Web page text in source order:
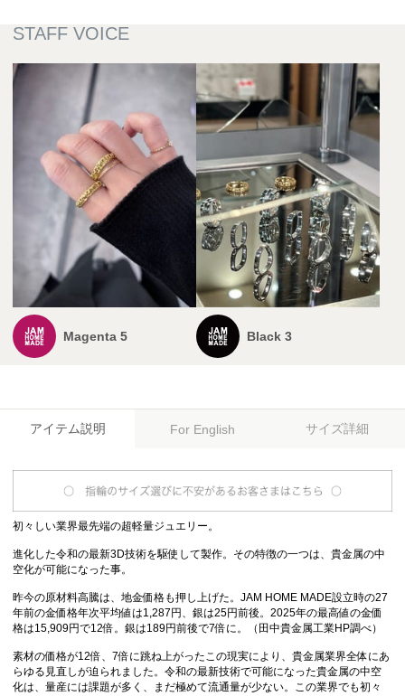
Magenta 5 Black 3
アイテム説明 For English サイズ詳細
初々しい業界最先端の超軽量ジュエリー。
進化した令和の最新3D技術を駆使して製作。その特徴の一つは、貴金属の中
空化が可能になった事。
昨今の原材料高騰は、地金価格も押し上げた。JAM HOME MADE設立時の27
年前の金価格年次平均値は1,287円、銀は25円前後。2025年の最高値の金価
格は15,909円で12倍。銀は189円前後で7倍に。（田中貴金属工業HP調べ）
素材の価格が12倍、7倍に跳ね上がったこの現実により、貴金属業界全体にあ
らゆる見直しが迫られました。令和の最新技術で可能になった貴金属の中空
化は、量産には課題が多く、まだ極めて流通量が少ない。この業界でも初々